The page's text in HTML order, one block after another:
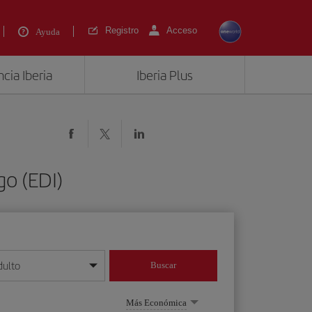
Ayuda Registro Acceso
Iberia Iberia Plus
(EDI)
mes/año
Buscar
Más Económica